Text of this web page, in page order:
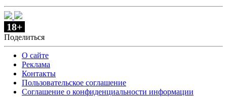
18+
Поделиться
О сайте
Реклама
Контакты
Пользовательское соглашение
Соглашение о конфиденциальности информации